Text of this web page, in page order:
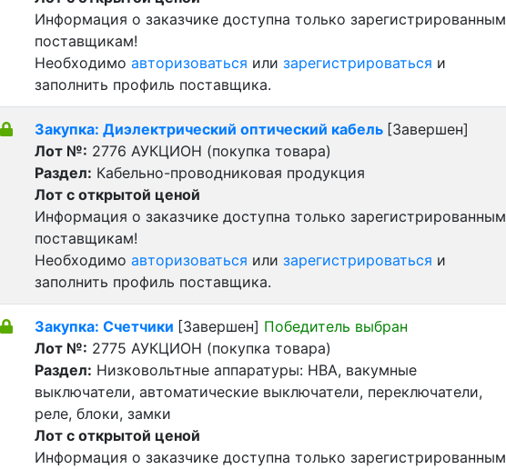
Информация о заказчике доступна только зарегистрированным
поставщикам!
Необходимо авторизоваться или зарегистрироваться и
заполнить профиль поставщика.
Закупка: Диэлектрический оптический кабель [Завершен]
Лот №: 2776 АУКЦИОН (покупка товара)
Раздел: Кабельно-проводниковая продукция
Лот с открытой ценой
Информация о заказчике доступна только зарегистрированным
поставщикам!
Необходимо авторизоваться или зарегистрироваться и
заполнить профиль поставщика.
Закупка: Счетчики [Завершен] Победитель выбран
Лот №: 2775 АУКЦИОН (покупка товара)
Раздел: Низковольтные аппаратуры: НВА, вакумные
выключатели, автоматические выключатели, переключатели,
реле, блоки, замки
Лот с открытой ценой
Информация о заказчике доступна только зарегистрированным